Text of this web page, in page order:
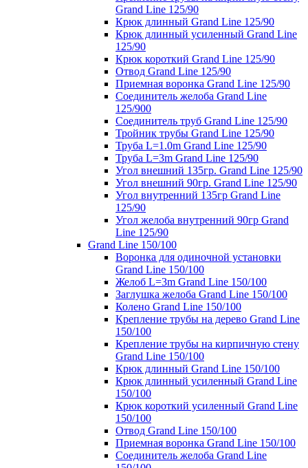
Grand Line 125/90
Крюк длинный Grand Line 125/90
Крюк длинный усиленный Grand Line
125/90
Крюк короткий Grand Line 125/90
Отвод Grand Line 125/90
Приемная воронка Grand Line 125/90
Соединитель желоба Grand Line
125/900
Соединитель труб Grand Line 125/90
Тройник трубы Grand Line 125/90
Труба L=1.0m Grand Line 125/90
Труба L=3m Grand Line 125/90
Угол внешний 135гр. Grand Line 125/90
Угол внешний 90гр. Grand Line 125/90
Угол внутренний 135гр Grand Line
125/90
Угол желоба внутренний 90гр Grand
Line 125/90
Grand Line 150/100
Воронка для одиночной установки
Grand Line 150/100
Желоб L=3m Grand Line 150/100
Заглушка желоба Grand Line 150/100
Колено Grand Line 150/100
Крепление трубы на дерево Grand Line
150/100
Крепление трубы на кирпичную стену
Grand Line 150/100
Крюк длинный Grand Line 150/100
Крюк длинный усиленный Grand Line
150/100
Крюк короткий усиленный Grand Line
150/100
Отвод Grand Line 150/100
Приемная воронка Grand Line 150/100
Соединитель желоба Grand Line